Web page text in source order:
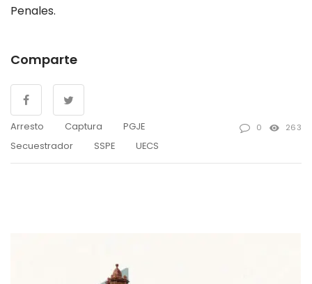
Penales.
Comparte
Arresto Captura
PGJE
Secuestrador
SSPE UECS
0 263